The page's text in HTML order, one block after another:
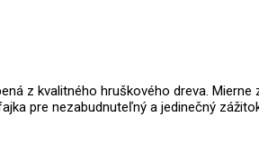
z kvalitného hruškového dreva.
pre nezabudnuteľný a jedinečný